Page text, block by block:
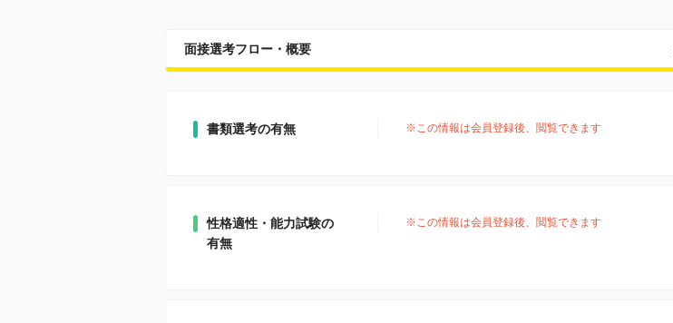
面接選考フロー・概要
書類選考の有無 ※この情報は会員登録後、閲覧できます
性格適性・能力試験の
有無
※この情報は会員登録後、閲覧できます